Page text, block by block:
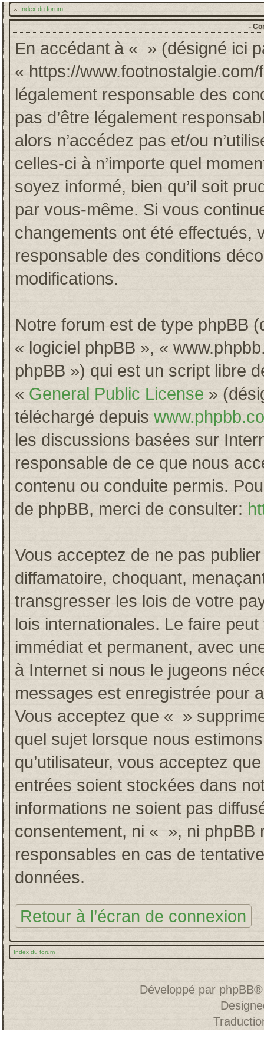
Index du forum
-
En accédant à « » (désigné ici
« https://
légalement responsable des
pas d’être légalement
alors n’accédez pas et/ou
celles-ci à n’importe quel
soyez informé, bien qu’il soit
par vous-même. Si vous
changements ont été effectués,
responsable des conditions
modifications.
Notre forum est de type phpBB
« logiciel phpBB », «
phpBB ») qui est un script libre
« General Public License »
téléchargé depuis
les discussions basées sur
responsable de ce que nous
contenu ou conduite permis.
de phpBB, merci de consulter:
Vous acceptez de ne pas
diffamatoire, choquant,
transgresser les lois de votre
lois internationales. Le faire
immédiat et permanent, avec
à Internet si nous le jugeons
messages est enregistrée pour
Vous acceptez que « »
quel sujet lorsque nous
qu’utilisateur, vous acceptez
entrées soient stockées dans
informations ne soient pas
consentement, ni « », ni phpBB
responsables en cas de
données.
Retour à l’écran de connexion
Index du forum
Développé par phpBB®